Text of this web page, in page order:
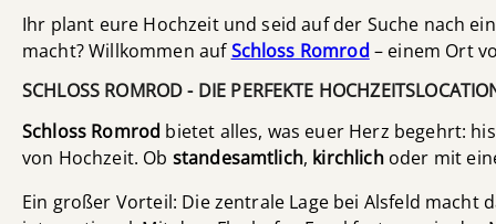
Ihr plant eure Hochzeit und seid auf der Suche nach
macht? Willkommen aufSchloss Romrod – einem Ort
SCHLOSS ROMROD - DIE PERFEKTE
Schloss Romrod bietet alles, was euer Herz begehrt:
von Hochzeit. Ob standesamtlich, kirchlichoder mit
Ein großer Vorteil: Die zentrale Lage bei Alsfeld macht